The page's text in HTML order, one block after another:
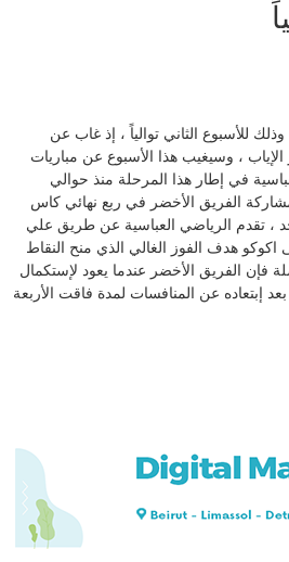
للأسبوع الثاني توالياً ، إذ غاب عن
، وسيغيب هذا الأسبوع عن مباريات
العباسية في إطار هذا المرحلة منذ حوالي
الفريق الأخضر في ربع نهائي كاس
، تقدم الرياضي العباسية عن طريق علي
هدف الفوز الغالي الذي منح النقاط
فإن الفريق الأخضر عندما يعود لإستكمال
إبتعاده عن المنافسات لمدة فاقت الأربعة